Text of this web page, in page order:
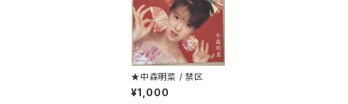
★中森明菜 / 禁区
¥1,000